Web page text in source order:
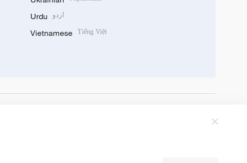
Urdu اردو
Vietnamese Tiếng Việt